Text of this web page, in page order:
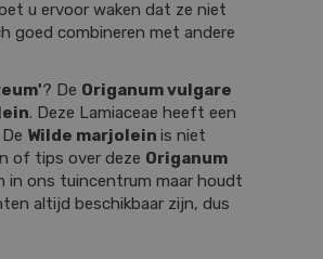
u ervoor waken dat ze niet
goed combineren met andere
? De Origanum vulgare
. Deze Lamiaceae heeft een
Wilde marjolein is niet
of tips over deze Origanum
in ons tuincentrum maar houdt
altijd beschikbaar zijn, dus